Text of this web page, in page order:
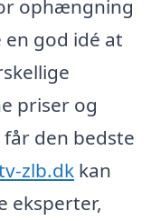
ophængning
god idé at
priser og
den bedste
zlb.dk kan
eksperter,